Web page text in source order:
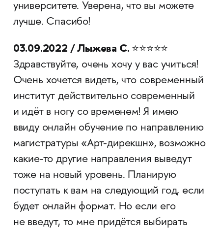
университете. Уверена, что вы можете
лучше. Спасибо!
03.09.2022 / Лыжева С. ⭐⭐⭐⭐⭐
Здравствуйте, очень хочу у вас учиться!
Очень хочется видеть, что современный
институт действительно современный
и идёт в ногу со временем! Я имею
ввиду онлайн обучение по направлению
магистратуры «Арт-дирекшн», возможно
какие-то другие направления выведут
тоже на новый уровень. Планирую
поступать к вам на следующий год, если
будет онлайн формат. Но если его
не введут, то мне придётся выбирать